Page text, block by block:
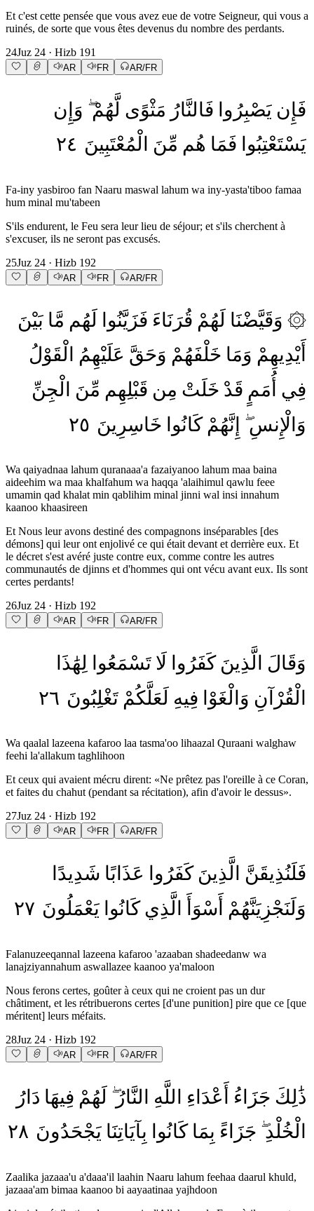
Et c'est cette pensée que vous avez eue de votre Seigneur, qui vous a
ruinés, de sorte que vous êtes devenus du nombre des perdants.
24Juz 24 · Hizb 191
AR FR AR/FR
فَإِن يَصْبِرُوا فَالنَّارُ مَثْوًى لَّهُمْ وَإِن
يَسْتَعْتِبُوا فَمَا هُم مِّنَ الْمُعْتَبِينَ ٢٤
Fa-iny yasbiroo fan Naaru maswal lahum wa iny-yasta'tiboo famaa
hum minal mu'tabeen
S'ils endurent, le Feu sera leur lieu de séjour; et s'ils cherchent à
s'excuser, ils ne seront pas excusés.
25Juz 24 · Hizb 192
AR FR AR/FR
۞ وَقَيَّضْنَا لَهُمْ قُرَنَاءَ فَزَيَّنُوا لَهُم مَّا بَيْنَ
أَيْدِيهِمْ وَمَا خَلْفَهُمْ وَحَقَّ عَلَيْهِمُ
الْقَوْلُ
فِي أُمَمٍ قَدْ خَلَتْ مِن قَبْلِهِم مِّنَ
الْجِنِّ
وَالْإِنسِ
إِنَّهُمْ كَانُوا خَاسِرِينَ ٢٥
Wa qaiyadnaa lahum quranaaa'a fazaiyanoo lahum maa baina
aideehim wa maa khalfahum wa haqqa 'alaihimul qawlu feee
umamin qad khalat min qablihim minal jinni wal insi innahum
kaanoo khaasireen
Et Nous leur avons destiné des compagnons inséparables [des
démons] qui leur ont enjolivé ce qui était devant et derrière eux. Et
le décret s'est avéré juste contre eux, comme contre les autres
communautés de djinns et d'hommes qui ont vécu avant eux. Ils sont
certes perdants!
26Juz 24 · Hizb 192
AR FR AR/FR
وَقَالَ الَّذِينَ كَفَرُوا لَا تَسْمَعُوا
لِهَٰذَا
الْقُرْآنِ وَالْغَوْا فِيهِ لَعَلَّكُمْ تَغْلِبُونَ ٢٦
Wa qaalal lazeena kafaroo laa tasma'oo lihaazal Quraani walghaw
feehi la'allakum taghlihoon
Et ceux qui avaient mécru dirent: «Ne prêtez pas l'oreille à ce Coran,
et faites du chahut (pendant sa récitation), afin d'avoir le dessus».
27Juz 24 · Hizb 192
AR FR AR/FR
فَلَنُذِيقَنَّ الَّذِينَ كَفَرُوا عَذَابًا شَدِيدًا
وَلَنَجْزِيَنَّهُمْ أَسْوَأَ الَّذِي كَانُوا يَعْمَلُونَ ٢٧
Falanuzeeqannal lazeena kafaroo 'azaaban shadeedanw wa
lanajziyannahum aswallazee kaanoo ya'maloon
Nous ferons certes, goûter à ceux qui ne croient pas un dur
châtiment, et les rétribuerons certes [d'une punition] pire que ce [que
méritent] leurs méfaits.
28Juz 24 · Hizb 192
AR FR AR/FR
ذَٰلِكَ جَزَاءُ أَعْدَاءِ اللَّهِ النَّارُ لَهُمْ فِيهَا دَارُ
الْخُلْدِ جَزَاءً بِمَا كَانُوا بِآيَاتِنَا يَجْحَدُونَ ٢٨
Zaalika jazaaa'u a'daaa'il laahin Naaru lahum feehaa daarul khuld,
jazaaa'am bimaa kaanoo bi aayaatinaa yajhdoon